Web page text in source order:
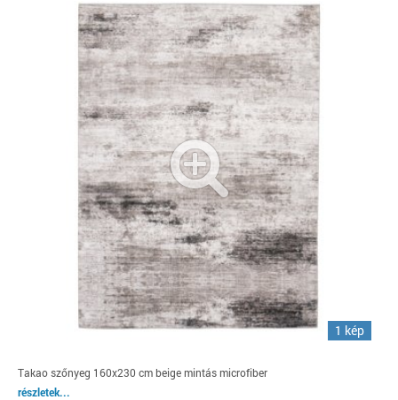
1 kép
Takao szőnyeg 160x230 cm beige mintás microfiber
részletek...